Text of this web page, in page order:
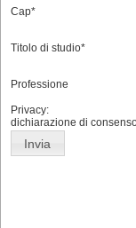
Cap*
Titolo di studio*
Professione
Privacy:
dichiarazione di